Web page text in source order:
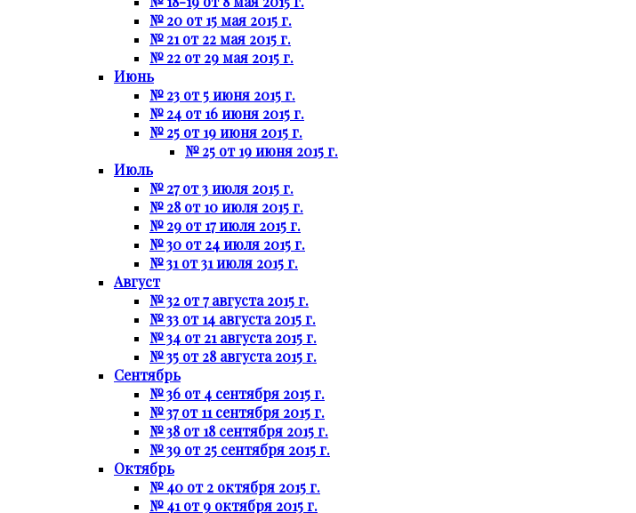
№ 20 от 15 мая 2015 г.
№ 21 от 22 мая 2015 г.
№ 22 от 29 мая 2015 г.
Июнь
№ 23 от 5 июня 2015 г.
№ 24 от 16 июня 2015 г.
№ 25 от 19 июня 2015 г.
№ 25 от 19 июня 2015 г.
Июль
№ 27 от 3 июля 2015 г.
№ 28 от 10 июля 2015 г.
№ 29 от 17 июля 2015 г.
№ 30 от 24 июля 2015 г.
№ 31 от 31 июля 2015 г.
Август
№ 32 от 7 августа 2015 г.
№ 33 от 14 августа 2015 г.
№ 34 от 21 августа 2015 г.
№ 35 от 28 августа 2015 г.
Сентябрь
№ 36 от 4 сентября 2015 г.
№ 37 от 11 сентября 2015 г.
№ 38 от 18 сентября 2015 г.
№ 39 от 25 сентября 2015 г.
Октябрь
№ 40 от 2 октября 2015 г.
№ 41 от 9 октября 2015 г.